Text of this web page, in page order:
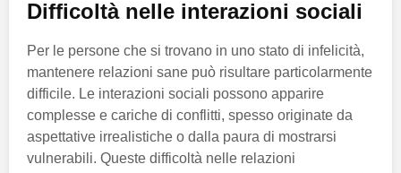
Difficoltà nelle interazioni sociali
Per le persone che si trovano in uno stato di infelicità,
mantenere relazioni sane può risultare particolarmente
difficile. Le interazioni sociali possono apparire
complesse e cariche di conflitti, spesso originate da
aspettative irrealistiche o dalla paura di mostrarsi
vulnerabili. Queste difficoltà nelle relazioni